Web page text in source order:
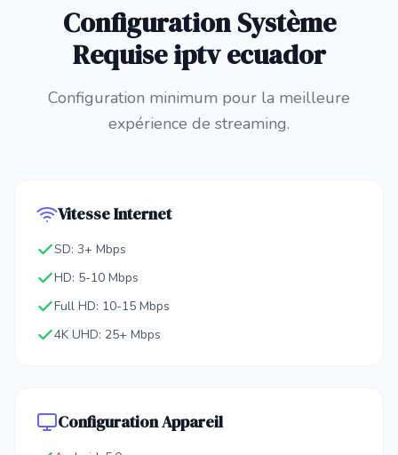
Configuration Système
Requise iptv ecuador
Configuration minimum pour la meilleure
expérience de streaming.
Vitesse Internet
SD: 3+ Mbps
HD: 5-10 Mbps
Full HD: 10-15 Mbps
4K UHD: 25+ Mbps
Configuration Appareil